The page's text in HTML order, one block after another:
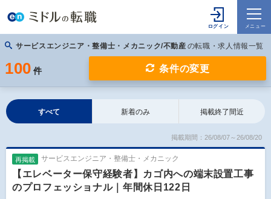
サービスエンジニア・整備士・メカニック/不動産 の転職・求人情報一覧
100 件 条件の変更
すべて 新着のみ 掲載終了間近
掲載期間：26/08/07～26/08/20
再掲載 サービスエンジニア・整備士・メカニック
【エレベーター保守経験者】カゴ内への端末設置工事
のプロフェッショナル｜年間休日122日